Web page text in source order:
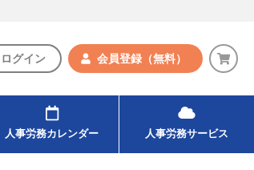
ログイン 会員登録 （無料）
人事労務カレンダー 人事労務サービス